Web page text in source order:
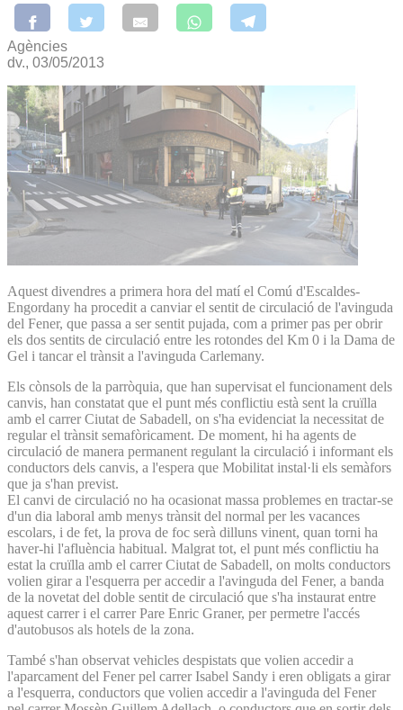
Agències
dv., 03/05/2013
Aquest divendres a primera hora del matí el Comú d'Escaldes-
Engordany ha procedit a canviar el sentit de circulació de l'avinguda
del Fener, que passa a ser sentit pujada, com a primer pas per obrir
els dos sentits de circulació entre les rotondes del Km 0 i la Dama de
Gel i tancar el trànsit a l'avinguda Carlemany.
Els cònsols de la parròquia, que han supervisat el funcionament dels
canvis, han constatat que el punt més conflictiu està sent la cruïlla
amb el carrer Ciutat de Sabadell, on s'ha evidenciat la necessitat de
regular el trànsit semafòricament. De moment, hi ha agents de
circulació de manera permanent regulant la circulació i informant els
conductors dels canvis, a l'espera que Mobilitat instal·li els semàfors
que ja s'han previst.
El canvi de circulació no ha ocasionat massa problemes en tractar-se
d'un dia laboral amb menys trànsit del normal per les vacances
escolars, i de fet, la prova de foc serà dilluns vinent, quan torni ha
haver-hi l'afluència habitual. Malgrat tot, el punt més conflictiu ha
estat la cruïlla amb el carrer Ciutat de Sabadell, on molts conductors
volien girar a l'esquerra per accedir a l'avinguda del Fener, a banda
de la novetat del doble sentit de circulació que s'ha instaurat entre
aquest carrer i el carrer Pare Enric Graner, per permetre l'accés
d'autobusos als hotels de la zona.
També s'han observat vehicles despistats que volien accedir a
l'aparcament del Fener pel carrer Isabel Sandy i eren obligats a girar
a l'esquerra, conductors que volien accedir a l'avinguda del Fener